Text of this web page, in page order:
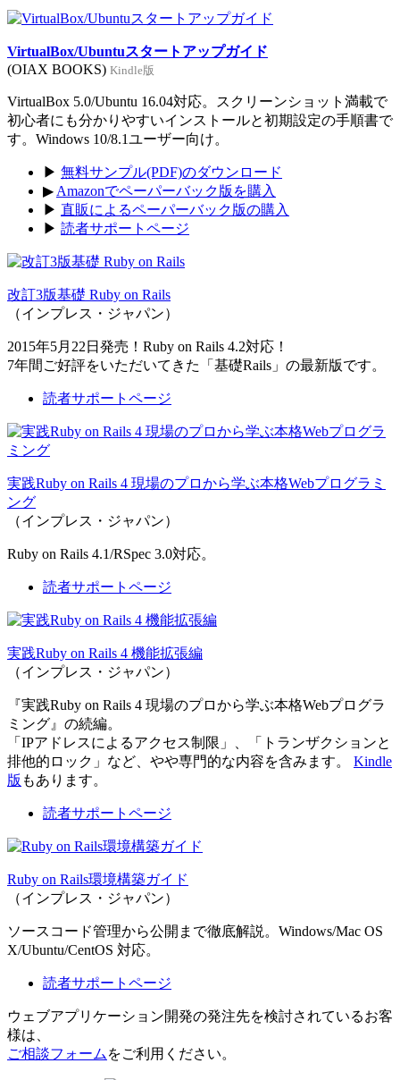
VirtualBox/Ubuntuスタートアップガイド
(OIAX BOOKS) Kindle版
VirtualBox 5.0/Ubuntu 16.04対応。スクリーンショット満載で
初心者にも分かりやすいインストールと初期設定の手順書で
す。Windows 10/8.1ユーザー向け。
▶ 無料サンプル(PDF)のダウンロード
▶ Amazonでペーパーバック版を購入
▶ 直販によるペーパーバック版の購入
▶ 読者サポートページ
改訂3版基礎 Ruby on Rails
（インプレス・ジャパン）
2015年5月22日発売！Ruby on Rails 4.2対応！
7年間ご好評をいただいてきた「基礎Rails」の最新版です。
読者サポートページ
実践Ruby on Rails 4 現場のプロから学ぶ本格Webプログラミ
ング
（インプレス・ジャパン）
Ruby on Rails 4.1/RSpec 3.0対応。
読者サポートページ
実践Ruby on Rails 4 機能拡張編
（インプレス・ジャパン）
『実践Ruby on Rails 4 現場のプロから学ぶ本格Webプログラ
ミング』の続編。
「IPアドレスによるアクセス制限」、「トランザクションと
排他的ロック」など、やや専門的な内容を含みます。 Kindle
版 もあります。
読者サポートページ
Ruby on Rails環境構築ガイド
（インプレス・ジャパン）
ソースコード管理から公開まで徹底解説。Windows/Mac OS
X/Ubuntu/CentOS 対応。
読者サポートページ
ウェブアプリケーション開発の発注先を検討されているお客
様は、
ご相談フォーム をご利用ください。